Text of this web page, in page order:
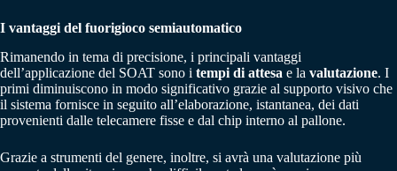
I vantaggi del fuorigioco semiautomatico
Rimanendo in tema di precisione, i principali vantaggi
dell’applicazione del SOAT sono i tempi di attesa e la valutazione. I
primi diminuiscono in modo significativo grazie al supporto visivo che
il sistema fornisce in seguito all’elaborazione, istantanea, dei dati
provenienti dalle telecamere fisse e dal chip interno al pallone.
Grazie a strumenti del genere, inoltre, si avrà una valutazione più